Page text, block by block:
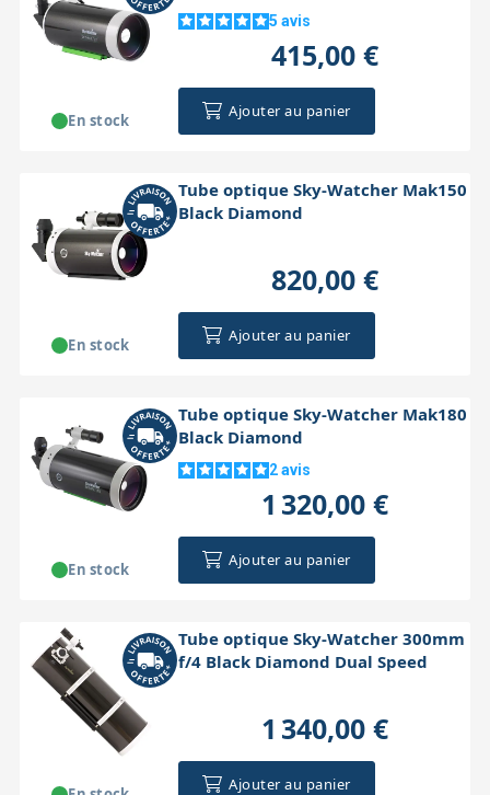
5 avis
415,00 €
Ajouter au panier
En stock
Tube optique Sky-Watcher Mak150
Black Diamond
820,00 €
Ajouter au panier
En stock
Tube optique Sky-Watcher Mak180
Black Diamond
2avis
1 320,00 €
Ajouter au panier
En stock
Tube optique Sky-Watcher 300mm
f/4 Black Diamond Dual Speed
1 340,00 €
Ajouter au panier